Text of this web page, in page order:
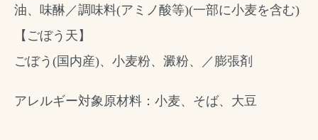
油、味醂／調味料(アミノ酸等)(一部に小麦を含む)
【ごぼう天】
ごぼう(国内産)、小麦粉、澱粉、／膨張剤
アレルギー対象原材料：小麦、そば、大豆